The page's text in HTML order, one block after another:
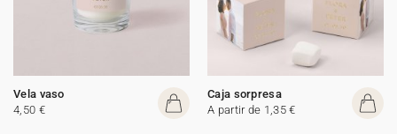
Vela vaso
4,50 €
Caja sorpresa
A partir de 1,35 €